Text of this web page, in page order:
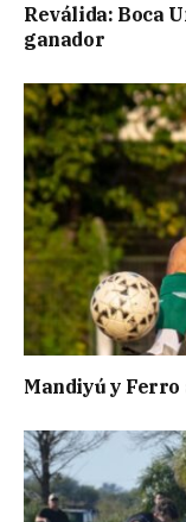
Reválida: Boca
ganador
Mandiyú y